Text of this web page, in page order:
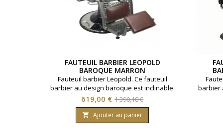
FAUTEUIL BARBIER LEOPOLD
BAROQUE MARRON
Fauteuil barbier Leopold. Ce fauteuil
barbier au design baroque est inclinable.
Hauteur réglable et têtière amovible.
Structure métallique. Revêtement PU
haute qualité. Coloris Marron.
Prix
619,00 € Prix
de
base
1 390,18 €
 Ajouter au panier
barbier